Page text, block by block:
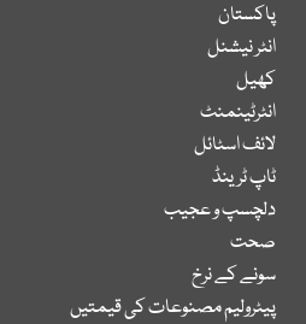
پاکستان
انٹر نیشنل
کھیل
انٹرٹینمنٹ
لائف اسٹائل
ٹاپ ٹرینڈ
دلچسپ و عجیب
صحت
سونے کے نرخ
پیٹرولیم مصنوعات کی قیمتیں